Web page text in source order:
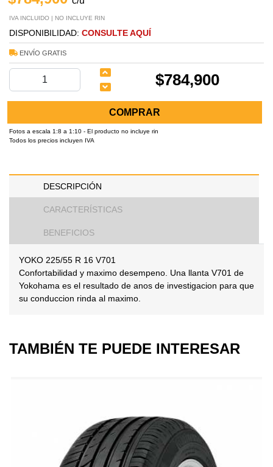
IVA INCLUIDO | NO INCLUYE RIN
DISPONIBILIDAD: CONSULTE AQUÍ
ENVÍO GRATIS
$784,900
COMPRAR
Fotos a escala 1:8 a 1:10 - El producto no incluye rin
Todos los precios incluyen IVA
DESCRIPCIÓN
CARACTERÍSTICAS
BENEFICIOS
YOKO 225/55 R 16 V701
Confortabilidad y maximo desempeno. Una llanta V701 de
Yokohama es el resultado de anos de investigacion para que
su conduccion rinda al maximo.
TAMBIÉN TE PUEDE INTERESAR